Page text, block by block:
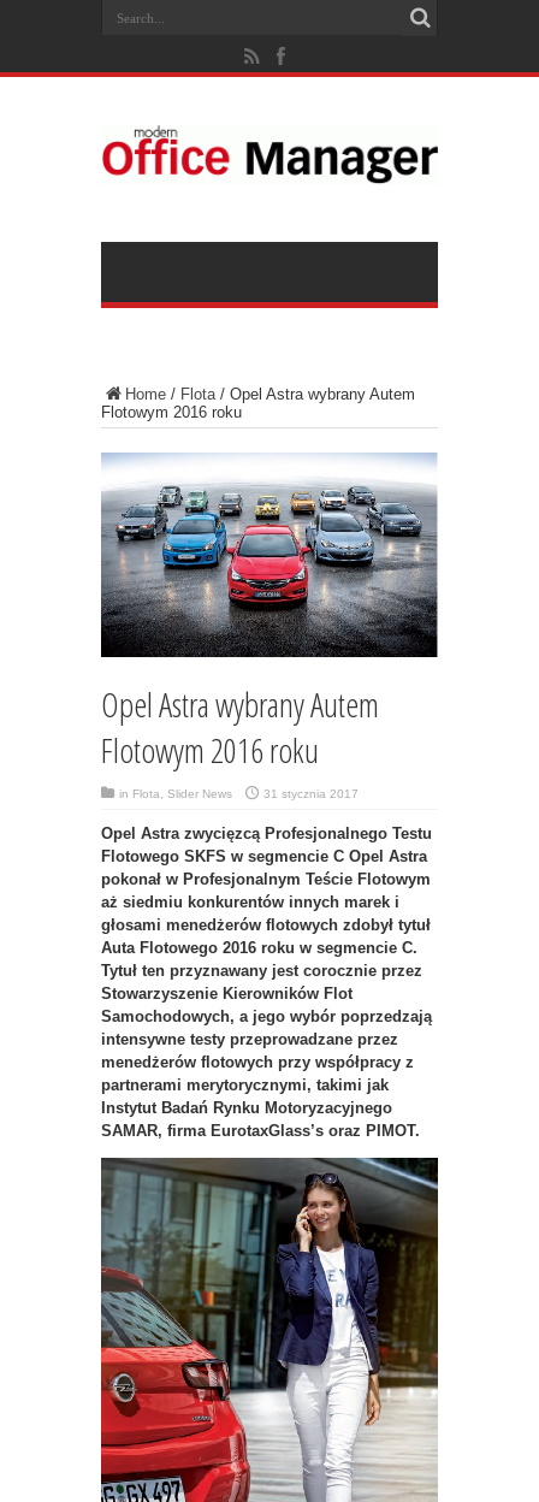
Home / Flota/ Opel Astra wybrany Autem
Flotowym 2016 roku
Opel Astra wybrany Autem
Flotowym 2016 roku
in Flota Slider News 31 stycznia 2017
Opel Astra zwycięzcą Profesjonalnego Testu
Flotowego SKFS w segmencie C Opel Astra
pokonał w Profesjonalnym Teście Flotowym
aż siedmiu konkurentów innych marek i
głosami menedżerów flotowych zdobył tytuł
Auta Flotowego 2016 roku w segmencie C.
Tytuł ten przyznawany jest corocznie przez
Stowarzyszenie Kierowników Flot
Samochodowych, a jego wybór poprzedzają
intensywne testy przeprowadzane przez
menedżerów flotowych przy współpracy z
partnerami merytorycznymi, takimi jak
Instytut Badań Rynku Motoryzacyjnego
SAMAR, firma EurotaxGlass’s oraz PIMOT.